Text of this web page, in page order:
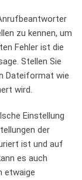
zu⁢ kennen, ‍um
Fehler ist ‌die
⁤Stellen Sie‌
Dateiformat wie
wird.
Einstellung
der
ist ​und⁤ auf
es auch⁢
etwaige